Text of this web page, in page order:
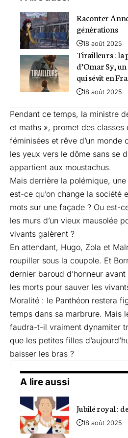
Raconter
générations
18 août 2025
Tirailleurs : la
d’Omar Sy,
qui sévit en
18 août 2025
Pendant ce temps, la ministre
et maths », promet des classes
féminisées et rêve d’un monde
les yeux vers le dôme sans se
appartient aux moustachus.
Mais derrière la polémique,
est-ce qu’on change la société
mots sur une façade ? Ou est-
les murs d’un vieux mausolée
vivants galèrent ?
En attendant, Hugo, Zola et
roupiller sous la coupole. Et
dernier baroud d’honneur
les morts pour sauver les
Moralité : le Panthéon restera
temps dans sa marbrure. Mais
faudra-t-il vraiment dynamiter
que les petites filles
baisser les bras ?
A lire aussi
Jubilé royal :
18 août 2025